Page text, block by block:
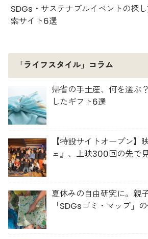
SDGs・サステナブルイベントの探
索サイト6選
「ライフスタイル」コラム
帰省の手土産、何を選ぶ
したギフト6選
【特設サイトオープン】
ェ』、上映300回の先で
夏休みの自由研究に。親
「SDGsゴミ・マップ」